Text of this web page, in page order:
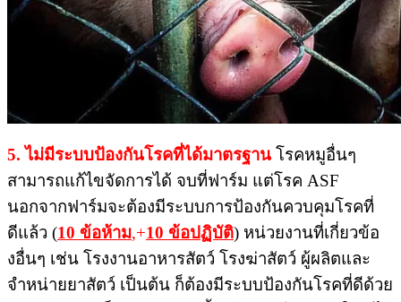
5.​ ไม่มีระบบป้องกันโรคที่ได้มาตรฐาน โรคหมูอื่นๆ
สามารถแก้ไขจัดการได้ จบที่ฟาร์ม​ แต่โรค ASF​
นอกจากฟาร์มจะต้องมีระบบการป้องกัน​ควบคุม​โรคที่
ดีแล้ว​ (10 ข้อห้าม,+10 ข้อปฏิบัติ) หน่วยงานที่เกี่ยวข้อ
งอื่นๆ เช่น​ โรงงานอาหาร​สัตว์ โรงฆ่าสัตว์​ ผู้ผลิตและ
จำหน่ายยาสัตว์​ เป็นต้น​ ก็ต้องมีระบบป้องกันโรคที่ดีด้วย​